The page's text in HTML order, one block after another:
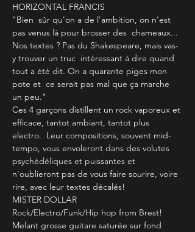
HORIZONTAL FRANCIS
"Bien  sûr qu'on a de l'ambition, on n'est
pas venus là pour brosser des  chameaux...
Nos textes ? Pas du Shakespeare, mais vas-
y trouver un truc  intéressant à dire quand
tout a été dit. On a quarante piges mon
pote et  ce serait pas mal que ça marche
un peu."
Ces 4 garçons distillent un rock vaporeux et
efficace, tantot ambiant, tantot plus
electro.  Leur compositions, souvent mid-
tempo, vous envoleront dans des volutes
psychédéliques et puissantes et
n'oublieront pas de vous faire sourire, voire
rire, avec leur textes décalés!
MISTER DOLLAR
Rock/Electro/Funk/Hip hop from Brest!
Melant grosse guitare saturée sur fond